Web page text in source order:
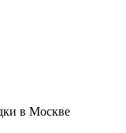
в Москве